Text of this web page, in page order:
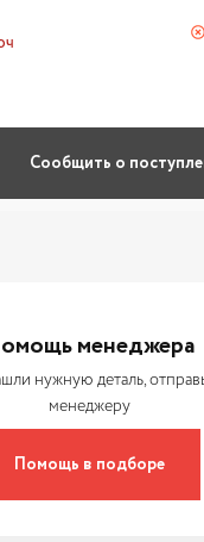
Сообщить о
менеджера
нужную деталь,
менеджеру
Помощь в подборе